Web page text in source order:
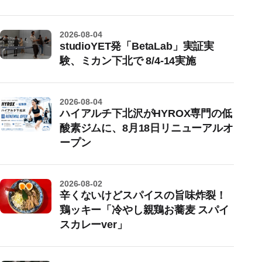
studioYET発「BetaLab」実証実
験、ミカン下北で 8/4-14実施
2026-08-04
ハイアルチ下北沢がHYROX専門の低
酸素ジムに、8月18日リニューアルオ
ープン
2026-08-04
辛くないけどスパイスの旨味炸裂！
鶏ッキー「冷やし親鶏お蕎麦 スパイ
スカレーver」
2026-08-02